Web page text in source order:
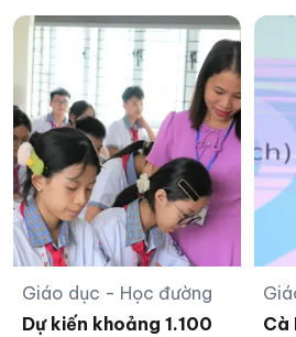
Tĩnh
Giáo dục - Học đường
Dự kiến khoảng 1.100
Cà